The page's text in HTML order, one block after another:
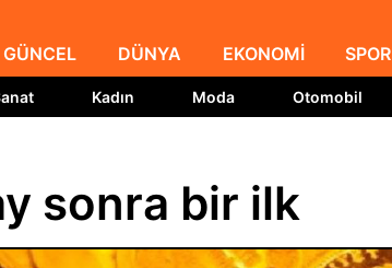
GÜNCEL DÜNYA EKONOMİ SPOR
Kadın Moda Otomobil
sonra bir ilk